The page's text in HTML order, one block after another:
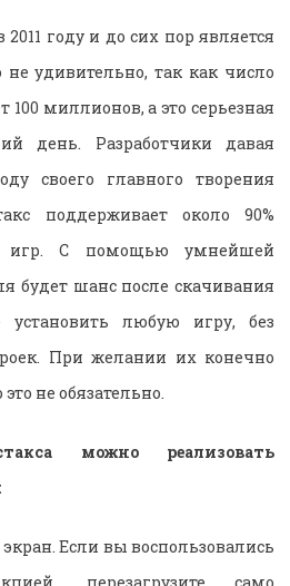
году и до сих пор является
удивительно, так как число
миллионов, а это серьезная
день. Разработчики давая
своего главного творения
поддерживает около 90%
игр. С помощью умнейшей
будет шанс после скачивания
любую игру, без
При желании их конечно
не обязательно.
можно реализовать
Если вы воспользовались